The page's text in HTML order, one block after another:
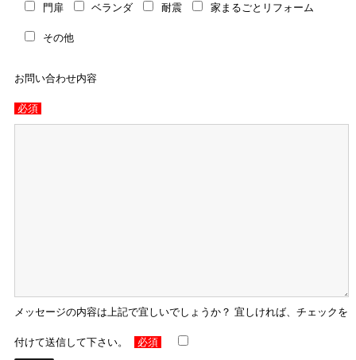
門扉 ベランダ 耐震 家まるごとリフォーム
その他
お問い合わせ内容
必須
メッセージの内容は上記で宜しいでしょうか？ 宜しければ、チェックを
付けて送信して下さい。 必須